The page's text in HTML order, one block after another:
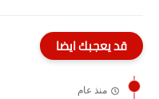
قد يعجبك ايضا
منذ عام